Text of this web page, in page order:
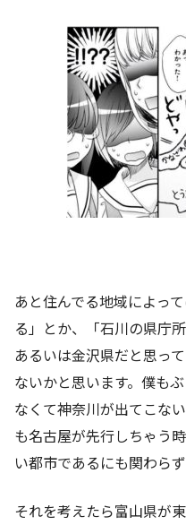
あと住んでる地域によっ
る」とか、「石川の県庁
あるいは金沢県だと思っ
ないかと思います。僕も
なくて神奈川が出てこな
も名古屋が先行しちゃう
い都市であるにも関わらず
それを考えたら富山県が